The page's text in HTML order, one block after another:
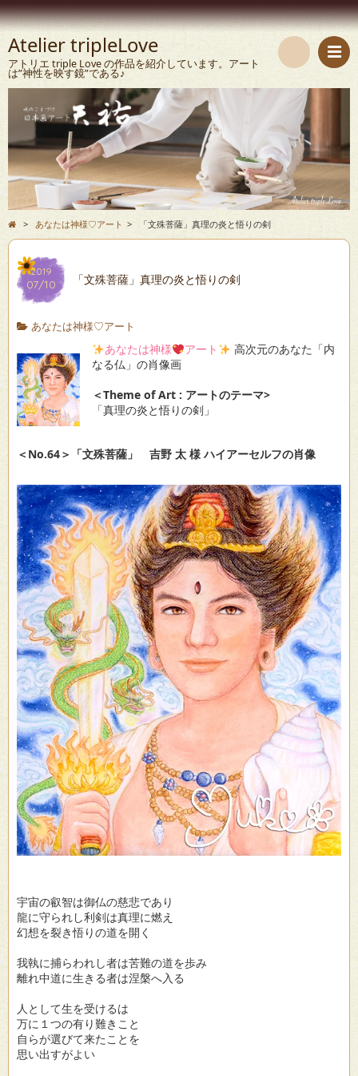
Atelier tripleLove
アトリエ triple Love の作品を紹介しています。アート
は”神性を映す鏡”である♪
検
> あなたは神様♡アート > 「文殊菩薩」真理の炎と悟りの剣
2019
07/10 「文殊菩薩」真理の炎と悟りの剣
あなたは神様♡アート
あなたは神様 アート
高次元のあなた「内
なる仏」の肖像画
＜Theme of Art : アートのテーマ>
「真理の炎と悟りの剣」
＜No.64＞「文殊菩薩」 吉野 太 様 ハイアーセルフの肖像
宇宙の叡智は御仏の慈悲であり
龍に守られし利剣は真理に燃え
幻想を裂き悟りの道を開く
我執に捕らわれし者は苦難の道を歩み
離れ中道に生きる者は涅槃へ入る
人として生を受けるは
万に１つの有り難きこと
自らが選びて来たことを
思い出すがよい